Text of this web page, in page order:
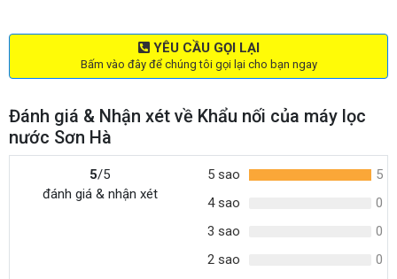
YÊU CẦU GỌI LẠI
Bấm vào đây để chúng tôi gọi lại cho bạn ngay
Đánh giá & Nhận xét về Khẩu nối của máy lọc
nước Sơn Hà
5/5
đánh giá & nhận xét
5 sao
5
4 sao
0
3 sao
0
2 sao
0